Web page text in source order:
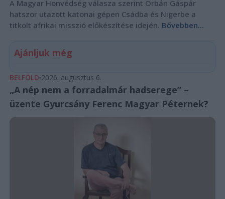
A Magyar Honvédség válasza szerint Orbán Gáspár
hatszor utazott katonai gépen Csádba és Nigerbe a
titkolt afrikai misszió előkészítése idején. Bővebben...
Ajánljuk még
BELFÖLD 2026. augusztus 6.
„A nép nem a forradalmár hadserege” –
üzente Gyurcsány Ferenc Magyar Péternek?